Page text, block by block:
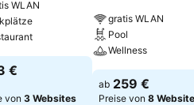
WLAN
€
von 3 Websites
gratis WLAN
Pool
Wellness
ab 259 €
Preise von 8